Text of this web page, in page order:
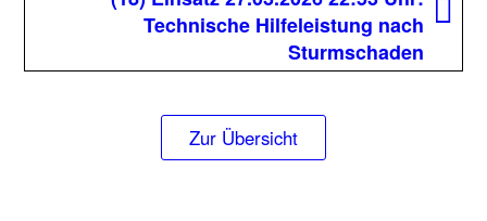
Technische Hilfeleistung nach
Sturmschaden
Zur Übersicht